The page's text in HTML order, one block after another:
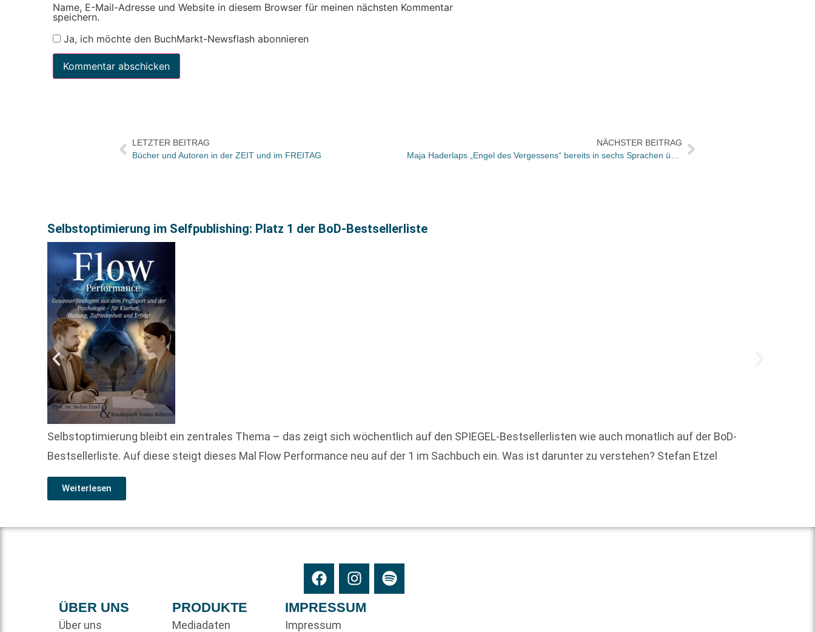
Name, E-Mail-Adresse und Website in diesem Browser für meinen nächsten Kommentar
speichern.
Ja, ich möchte den BuchMarkt-Newsflash abonnieren
LETZTER BEITRAG
Bücher und Autoren in der ZEIT und im FREITAG
NÄCHSTER BEITRAG
Selbstoptimierung im Selfpublishing: Platz 1 der BoD-Bestsellerliste
Selbstoptimierung bleibt ein zentrales Thema – das zeigt sich wöchentlich auf den SPIEGEL-Bestsellerlisten wie auch monatlich auf der BoD-
Bestsellerliste. Auf diese steigt dieses Mal Flow Performance neu auf der 1 im Sachbuch ein. Was ist darunter zu verstehen? Stefan Etzel
Weiterlesen
ÜBER UNS
Über uns
PRODUKTE
Mediadaten
IMPRESSUM
Impressum